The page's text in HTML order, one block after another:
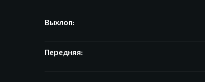
Выхлоп:
Передняя: